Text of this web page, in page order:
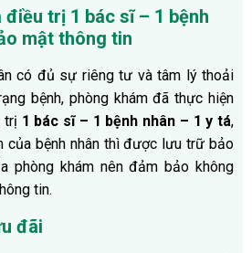
điều trị 1 bác sĩ – 1 bệnh
mật thông tin
có đủ sự riêng tư và tâm lý thoải
bệnh, phòng khám đã thực hiện
trị 1 bác sĩ – 1 bệnh nhân – 1 y tá,
của bệnh nhân thì được lưu trữ bảo
phòng khám nên đảm bảo không
tin.
đãi